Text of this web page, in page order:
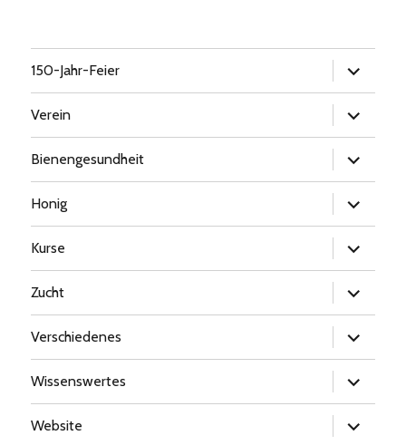
150-Jahr-Feier
öffnen
Verein
öffnen
Bienengesundheit
öffnen
Honig
öffnen
Kurse
öffnen
Zucht
öffnen
Verschiedenes
öffnen
Wissenswertes
öffnen
Website
öffnen